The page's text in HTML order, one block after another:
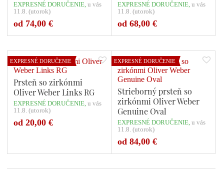
EXPRESNÉ DORUČENIE, u vás
11.8. (utorok)
od 74,00 €Počet variant: 1
EXPRESNÉ DORUČENIE, u vás
11.8. (utorok)
od 68,00 €Počet variant: 1
EXPRESNÉ DORUČENIE
Prsteň so zirkónmi
Oliver Weber Links RG
EXPRESNÉ DORUČENIE, u vás
11.8. (utorok)
od 20,00 €
EXPRESNÉ DORUČENIE
Strieborný prsteň so
zirkónmi Oliver Weber
Genuine Oval
EXPRESNÉ DORUČENIE, u vás
11.8. (utorok)
od 84,00 €Počet variant: 1